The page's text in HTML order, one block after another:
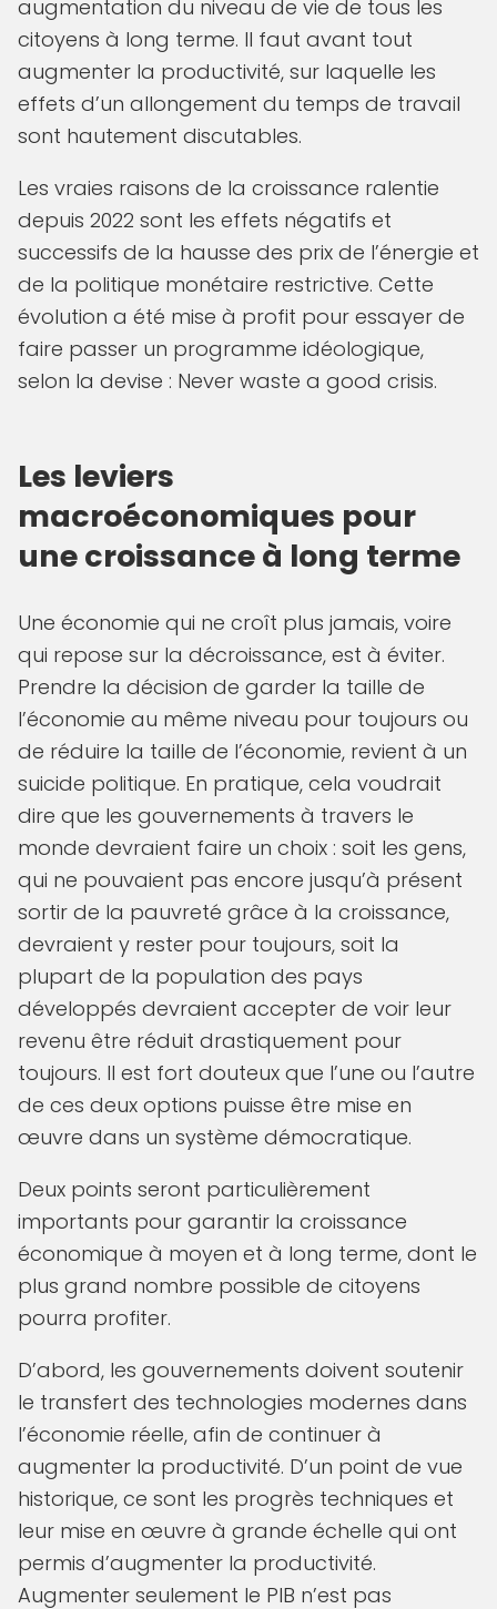
augmentation du niveau de vie de tous les
citoyens à long terme. Il faut avant tout
augmenter la productivité, sur laquelle les
effets d’un allongement du temps de travail
sont hautement discutables.
Les vraies raisons de la croissance ralentie
depuis 2022 sont les effets négatifs et
successifs de la hausse des prix de l’énergie et
de la politique monétaire restrictive. Cette
évolution a été mise à profit pour essayer de
faire passer un programme idéologique,
selon la devise : Never waste a good crisis.
Les leviers
macroéconomiques pour
une croissance à long terme
Une économie qui ne croît plus jamais, voire
qui repose sur la décroissance, est à éviter.
Prendre la décision de garder la taille de
l’économie au même niveau pour toujours ou
de réduire la taille de l’économie, revient à un
suicide politique. En pratique, cela voudrait
dire que les gouvernements à travers le
monde devraient faire un choix : soit les gens,
qui ne pouvaient pas encore jusqu’à présent
sortir de la pauvreté grâce à la croissance,
devraient y rester pour toujours, soit la
plupart de la population des pays
développés devraient accepter de voir leur
revenu être réduit drastiquement pour
toujours. Il est fort douteux que l’une ou l’autre
de ces deux options puisse être mise en
œuvre dans un système démocratique.
Deux points seront particulièrement
importants pour garantir la croissance
économique à moyen et à long terme, dont le
plus grand nombre possible de citoyens
pourra profiter.
D’abord, les gouvernements doivent soutenir
le transfert des technologies modernes dans
l’économie réelle, afin de continuer à
augmenter la productivité. D’un point de vue
historique, ce sont les progrès techniques et
leur mise en œuvre à grande échelle qui ont
permis d’augmenter la productivité.
Augmenter seulement le PIB n’est pas